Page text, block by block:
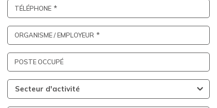
TÉLÉPHONE
ORGANISME / EMPLOYEUR
POSTE OCCUPÉ
Secteur d'activité